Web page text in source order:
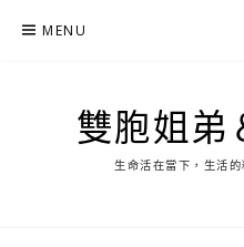
MENU
雙胞姐弟
生命活在當下，生活